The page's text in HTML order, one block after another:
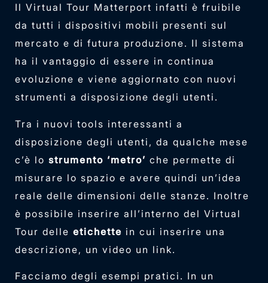
Il Virtual Tour Matterport infatti è fruibile
da tutti i dispositivi mobili presenti sul
mercato e di futura produzione. Il sistema
ha il vantaggio di essere in continua
evoluzione e viene aggiornato con nuovi
strumenti a disposizione degli utenti.
Tra i nuovi tools interessanti a
disposizione degli utenti, da qualche mese
c’è lo strumento ‘metro’ che permette di
misurare lo spazio e avere quindi un’idea
reale delle dimensioni delle stanze. Inoltre
è possibile inserire all’interno del Virtual
Tour delle etichette in cui inserire una
descrizione, un video un link.
Facciamo degli esempi pratici. In un